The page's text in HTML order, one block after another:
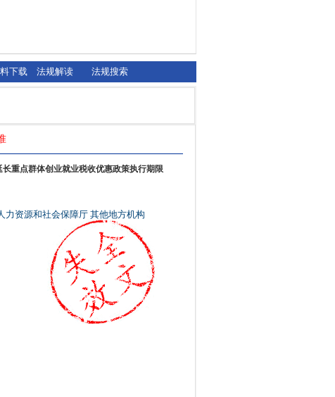
下载 法规解读 法规搜索
重点群体创业就业税收优惠政策执行期限
力资源和社会保障厅 其他地方机构